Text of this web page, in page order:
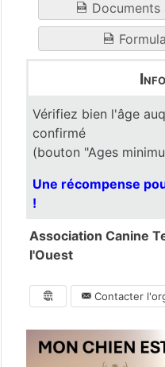
Documents
Vérifiez bien l'âge
confirmé
(bouton "Ages
Une récompense
!
Association Canine
l'Ouest
Contacter